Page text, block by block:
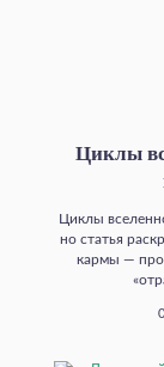
Циклы
Циклы
но статья
кармы —